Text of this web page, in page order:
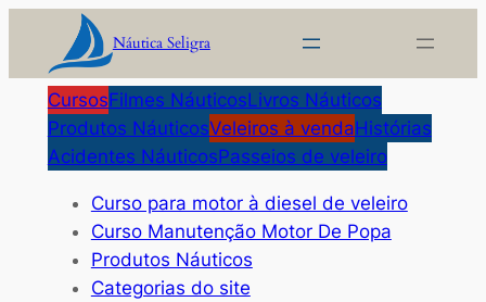
o
conteúdo
Náutica Seligra
CursosFilmes NáuticosLivros Náuticos
Produtos NáuticosVeleiros à vendaHistórias
Acidentes NáuticosPasseios de veleiro
Curso para motor à diesel de veleiro
Curso Manutenção Motor De Popa
Produtos Náuticos
Categorias do site